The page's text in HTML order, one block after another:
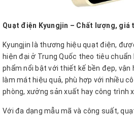
Quạt điện Kyungjin – Chất lượng,
Kyungjin là thương hiệu quạt điện,
hiện đại ở Trung Quốc theo tiêu
phẩm nổi bật với thiết kế bền đẹp, vận
làm mát hiệu quả, phù hợp với nhiều
phòng, xưởng sản xuất hay công trình
Với đa dạng mẫu mã và công suất,